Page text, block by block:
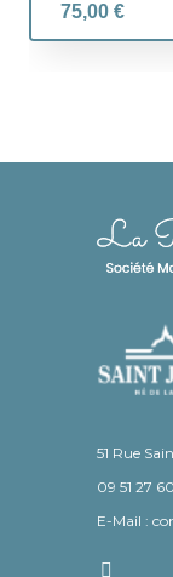
75,00 €
51 Rue
09 51 27
E-Mail :